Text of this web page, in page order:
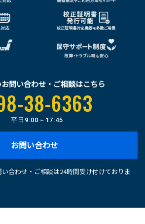
問い合わせ・ご相談はこちら
38-6363
平日 9:00～17:45
お問い合わせ
合わせ・ご相談は24時間受け付けておりま